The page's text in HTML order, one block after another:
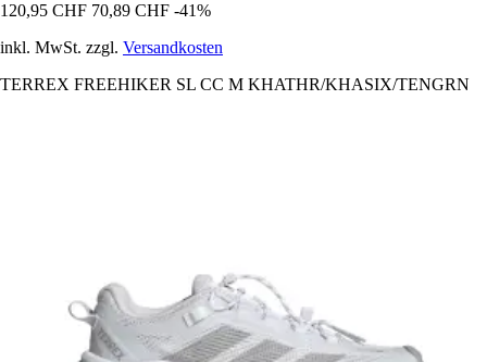
120,95 CHF 70,89 CHF -41%
inkl. MwSt. zzgl. Versandkosten
TERREX FREEHIKER SL CC M KHATHR/KHASIX/TENGRN